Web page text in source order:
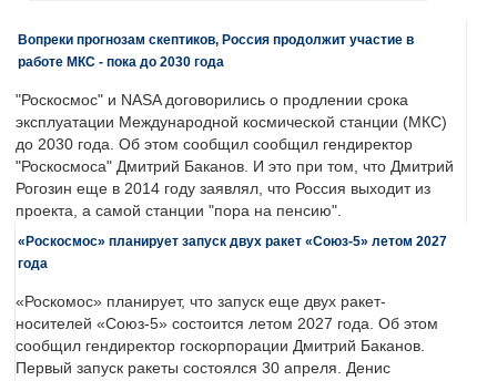
Вопреки прогнозам скептиков, Россия продолжит участие в
работе МКС - пока до 2030 года
"Роскосмос" и NASA договорились о продлении срока
эксплуатации Международной космической станции (МКС)
до 2030 года. Об этом сообщил сообщил гендиректор
"Роскосмоса" Дмитрий Баканов. И это при том, что Дмитрий
Рогозин еще в 2014 году заявлял, что Россия выходит из
проекта, а самой станции "пора на пенсию".
«Роскосмос» планирует запуск двух ракет «Союз-5» летом 2027
года
«Роскомос» планирует, что запуск еще двух ракет-
носителей «Союз-5» состоится летом 2027 года. Об этом
сообщил гендиректор госкорпорации Дмитрий Баканов.
Первый запуск ракеты состоялся 30 апреля. Денис